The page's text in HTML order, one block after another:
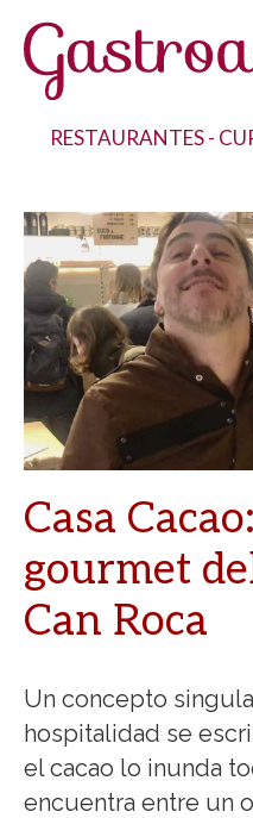
RESTAURANTES-
Casa
gourmet
Can Roca
Un concepto
hospitalidad se
el cacao lo inunda
encuentra entre un